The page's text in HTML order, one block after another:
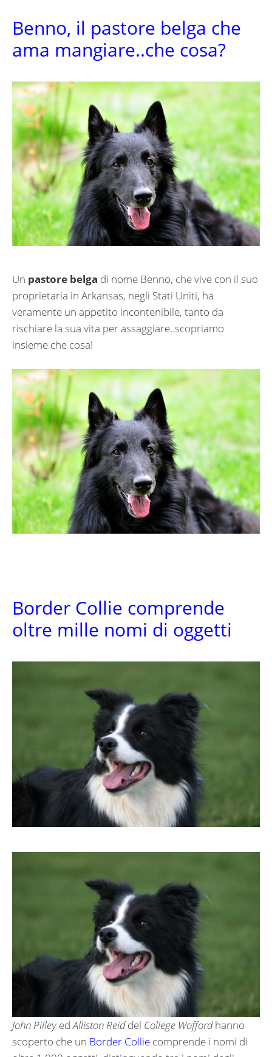
Benno, il pastore belga che
ama mangiare..che cosa?
Un pastore belga di nome Benno, che vive con il suo
proprietaria in Arkansas, negli Stati Uniti, ha
veramente un appetito incontenibile, tanto da
rischiare la sua vita per assaggiare..scopriamo
insieme che cosa!
Border Collie comprende
oltre mille nomi di oggetti
John PilleyedAlliston Reiddel College Woffordhanno
scoperto che un Border Collie comprende i nomi di